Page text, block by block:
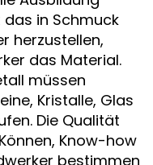
in Schmuck
herzustellen,
das Material.
müssen
Kristalle, Glas
Die Qualität
Know-how
bestimmen